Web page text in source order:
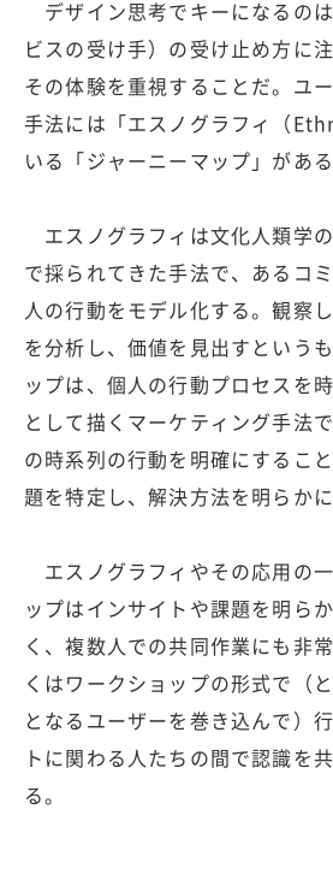
デザイン思考でキーになるの
ビスの受け手）の受け止め方に
その体験を重視することだ。ユ
手法には「エスノグラフィ（
いる「ジャーニーマップ」がある
エスノグラフィは文化人類学
で採られてきた手法で、あるコ
人の行動をモデル化する。観察
を分析し、価値を見出すという
ップは、個人の行動プロセスを
として描くマーケティング手法
の時系列の行動を明確にするこ
題を特定し、解決方法を明らかに
エスノグラフィやその応用の
ップはインサイトや課題を明ら
く、複数人での共同作業にも非
くはワークショップの形式で（
となるユーザーを巻き込んで）
トに関わる人たちの間で認識を
る。